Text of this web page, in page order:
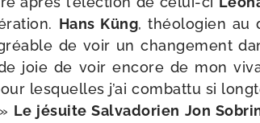
Hans Küng, théo­lo­gien au
de voir un chan­ge­ment
joie de voir encore de mon
les­quelles j’ai com­bat­tu si
Le jésuite Salvadorien Jon